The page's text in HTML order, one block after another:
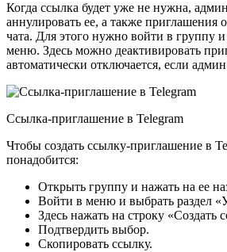
Когда ссылка будет уже не нужна,
аннулировать ее, а также приглашения
чата. Для этого нужно войти в группу
меню. Здесь можно деактивировать
автоматически отключается, если
Ссылка-приглашение в Telegram
Чтобы создать ссылку-приглашение в
понадобится:
Открыть группу и нажать на ее
Войти в меню и выбрать раздел
Здесь нажать на строку «Создать
Подтвердить выбор.
Скопировать ссылку.